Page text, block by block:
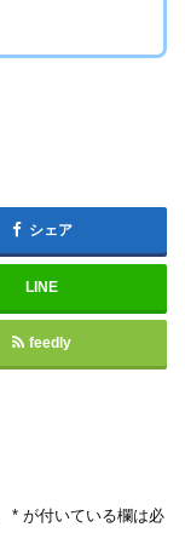
シェア
LINE
feedly
* が付いている欄は必